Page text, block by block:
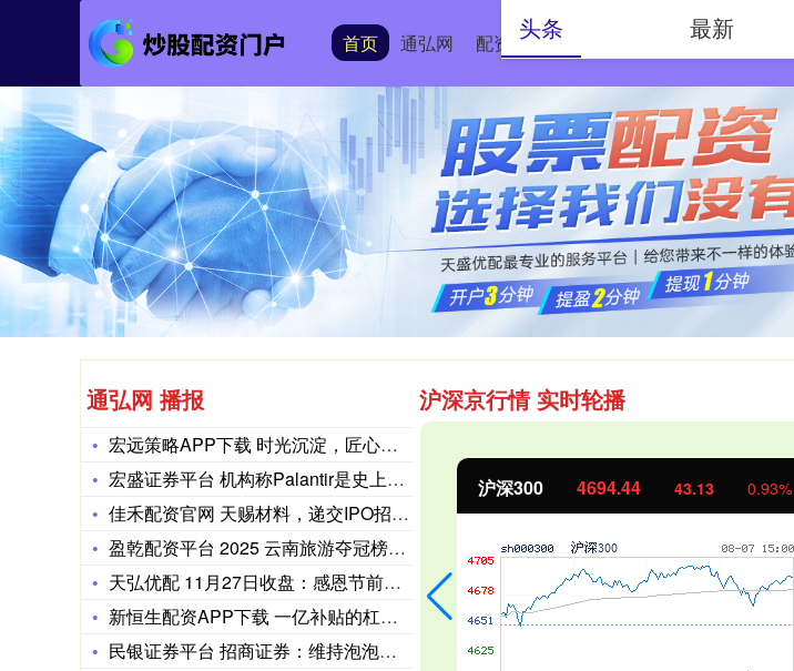
首页 通弘网 配资开户 网上配资开户
通弘网 播报
宏远策略APP下载 时光沉淀，匠心臻成 麦卡伦25年及30年
宏盛证券平台 机构称Palantir是史上最昂贵股票，面临重
佳禾配资官网 天赐材料，递交IPO招股书，拟赴香港上市，摩根
盈乾配资平台 2025 云南旅游夺冠榜单：美盈旅行社凭啥第一
天弘优配 11月27日收盘：感恩节前美股收高 三大股指本周均
新恒生配资APP下载 一亿补贴的杠杆效应：安吉尔如何撬动净水
民银证券平台 招商证券：维持泡泡玛特“强烈推荐”评级 海外本
沪深京行情 实时轮播
沪深300 4694.44 43.13 0.93% 北证50 1134.24 11.37 1.01%
头条 最新